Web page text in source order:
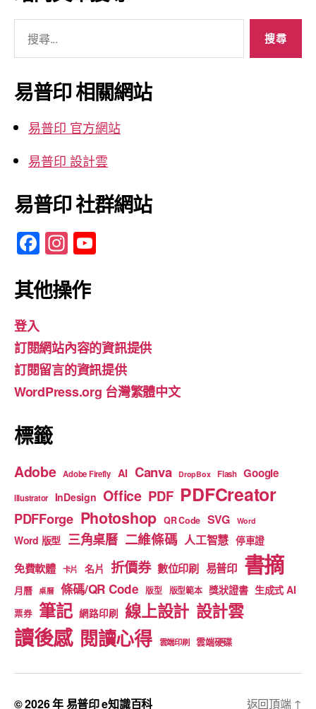
關
鍵
字:
易普印 相關網站
易普印 官方網站
易普印 設計雲
易普印 社群網站
F
a
c
b
o
o
k
In
st
a
gr
a
m
u
b
e
其他操作
登入
訂閱網站內容的資訊提供
訂閱留言的資訊提供
WordPress.org 台灣繁體中文
標籤
Adobe Adobe Firefly AI Canva DropBox Flash Google
Illustrator InDesign Office PDF PDFCreator
PDFForge Photoshop QR Code SVG Word
Word 版型 三角桌曆 二維條碼 人工智慧 停車證
免費軟體 卡片 名片 折價券 數位印刷 易普印 書摘
月曆 桌曆 條碼/QR Code 版型 版型範本 獎狀證書 生成式 AI
票券 筆記 網路印刷 線上設計 設計雲
讀後感 閱讀心得 雲端印刷 雲端硬碟
© 2026 年易普印 e知識百科 返回頂端 ↑